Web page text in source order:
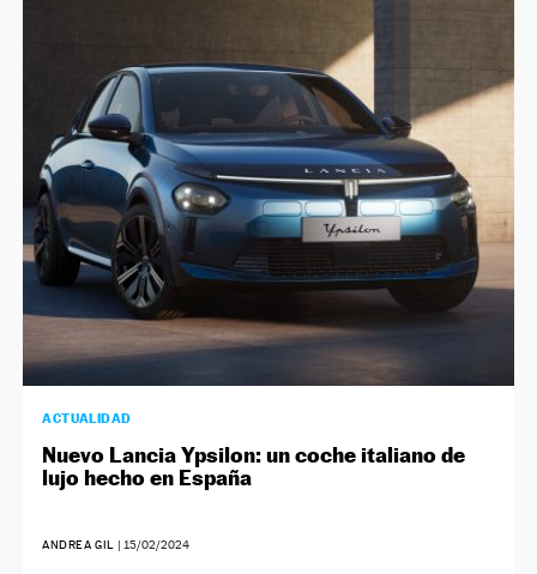
ACTUALIDAD
Nuevo Lancia Ypsilon: un coche italiano de
lujo hecho en España
ANDREA GIL | 15/02/2024